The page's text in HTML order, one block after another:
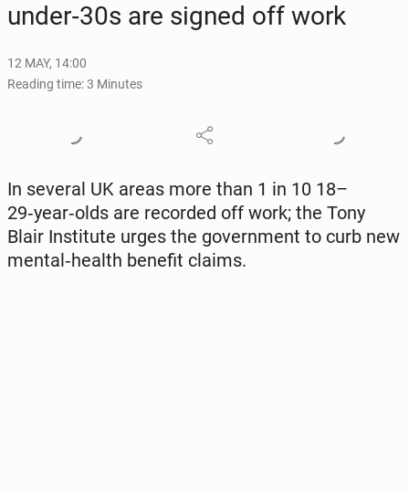
under‑30s are signed off work
12 MAY, 14:00
Reading time: 3 Minutes
In several UK areas more than 1 in 10 18–
29‑year‑olds are record­ed off work; the Tony
Blair In­sti­tute urges the gov­ern­ment to curb new
men­tal‑health benefit claims.